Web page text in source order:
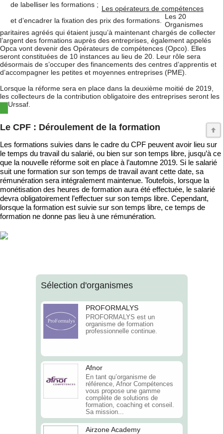
de labelliser les formations ;
et d’encadrer la fixation des prix des formations.
Les opérateurs de compétences
Les 20
Organismes
paritaires agréés qui étaient jusqu’à maintenant chargés de collecter
l’argent des formations auprès des entreprises, également appelés
Opca vont devenir des Opérateurs de compétences (Opco). Elles
seront constituées de 10 instances au lieu de 20. Leur rôle sera
désormais de s’occuper des financements des centres d’apprentis et
d’accompagner les petites et moyennes entreprises (PME).
Lorsque la réforme sera en place dans la deuxième moitié de 2019,
les collecteurs de la contribution obligatoire des entreprises seront les
Urssaf.
Le CPF : Déroulement de la formation
Les formations suivies dans le cadre du CPF peuvent avoir lieu sur
le temps du travail du salarié, ou bien sur son temps libre, jusqu’à ce
que la nouvelle réforme soit en place à l’automne 2019. Si le salarié
suit une formation sur son temps de travail avant cette date, sa
rémunération sera intégralement maintenue. Toutefois, lorsque la
monétisation des heures de formation aura été effectuée, le salarié
devra obligatoirement l’effectuer sur son temps libre. Cependant,
lorsque la formation est suivie sur son temps libre, ce temps de
formation ne donne pas lieu à une rémunération.
Sélection d'organismes
PROFORMALYS
PROFORMALYS est un
organisme de formation
professionnelle continue.
Afnor
En tant qu’organisme de
référence, Afnor Compétences
vous propose une gamme
complète de solutions de
formation, coaching et conseil.
Sa mission...
Airzone Academy